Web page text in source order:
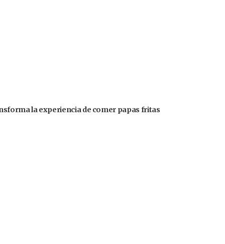
la experiencia de comer papas fritas